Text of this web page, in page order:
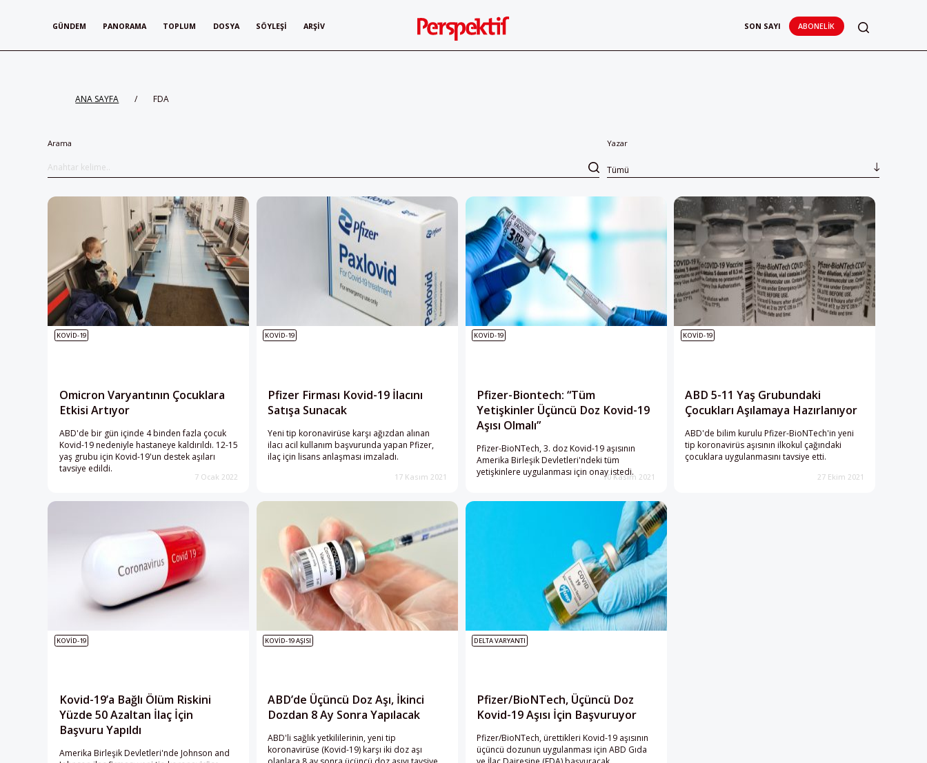
GÜNDEM PANORAMA TOPLUM DOSYA SÖYLEŞI ARŞIV SON SAYI ABONELIK
ANA SAYFA / FDA
Arama Yazar
Tümü
Omicron Varyantının Çocuklara
Etkisi Artıyor
ABD'de bir gün içinde 4 binden fazla çocuk
Kovid-19 nedeniyle hastaneye kaldırıldı. 12-15
yaş grubu için Kovid-19'un destek aşıları
tavsiye edildi.
KOVID-19
7 Ocak 2022
Pfizer Firması Kovid-19 İlacını
Satışa Sunacak
Yeni tip koronavirüse karşı ağızdan alınan
ilacı acil kullanım başvurunda yapan Pfizer,
ilaç için lisans anlaşması imzaladı.
KOVID-19
17 Kasım 2021
Pfizer-Biontech: “Tüm
Yetişkinler Üçüncü Doz Kovid-19
Aşısı Olmalı”
Pfizer-BioNTech, 3. doz Kovid-19 aşısının
Amerika Birleşik Devletleri'ndeki tüm
yetişkinlere uygulanması için onay istedi.
KOVID-19
10 Kasım 2021
ABD 5-11 Yaş Grubundaki
Çocukları Aşılamaya Hazırlanıyor
ABD'de bilim kurulu Pfizer-BioNTech'in yeni
tip koronavirüs aşısının ilkokul çağındaki
çocuklara uygulanmasını tavsiye etti.
KOVID-19
27 Ekim 2021
Kovid-19’a Bağlı Ölüm Riskini
Yüzde 50 Azaltan İlaç İçin
Başvuru Yapıldı
Amerika Birleşik Devletleri'nde Johnson and
KOVID-19
ABD’de Üçüncü Doz Aşı, İkinci
Dozdan 8 Ay Sonra Yapılacak
ABD'li sağlık yetkililerinin, yeni tip
koronavirüse (Kovid-19) karşı iki doz aşı
KOVID-19 AŞISI
Pfizer/BioNTech, Üçüncü Doz
Kovid-19 Aşısı İçin Başvuruyor
Pfizer/BioNTech, ürettikleri Kovid-19 aşısının
üçüncü dozunun uygulanması için ABD Gıda
DELTA VARYANTI